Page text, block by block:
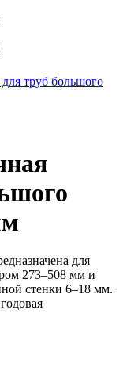
для
273–508 мм и
стенки 6–18 мм.